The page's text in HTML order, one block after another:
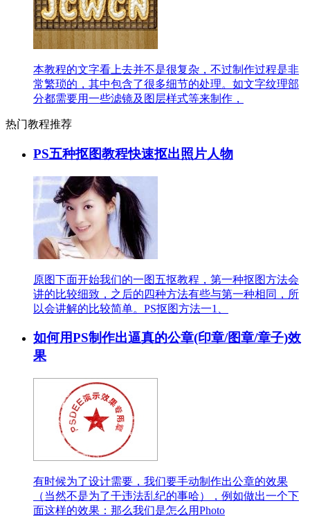
本教程的文字看上去并不是很复杂，不过制作过程是非
常繁琐的，其中包含了很多细节的处理。如文字纹理部
分都需要用一些滤镜及图层样式等来制作，
热门教程推荐
PS五种抠图教程快速抠出照片人物
原图下面开始我们的一图五抠教程，第一种抠图方法会
讲的比较细致，之后的四种方法有些与第一种相同，所
以会讲解的比较简单。PS抠图方法一1、
如何用PS制作出逼真的公章(印章/图章/章子)效
果
有时候为了设计需要，我们要手动制作出公章的效果
（当然不是为了干违法乱纪的事哈），例如做出一个下
面这样的效果：那么我们是怎么用Photo